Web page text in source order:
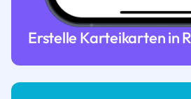
Erstelle Karteikarten in